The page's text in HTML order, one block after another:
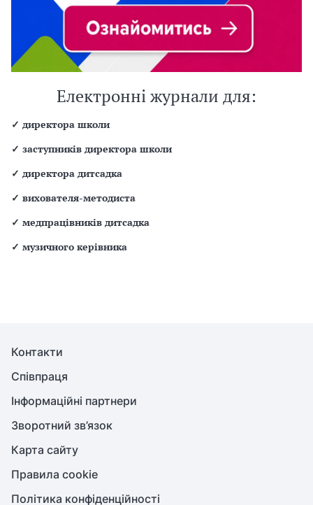
Електронні журнали для:
✓ директора школи
✓ заступників директора школи
✓ директора дитсадка
✓ вихователя-методиста
✓ медпрацівників дитсадка
✓ музичного керівника
Контакти
Співпраця
Інформаційні партнери
Зворотний зв’язок
Карта сайту
Правила cookie
Політика конфіденційності